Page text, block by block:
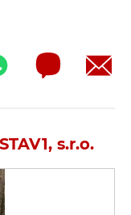
s.r.o.